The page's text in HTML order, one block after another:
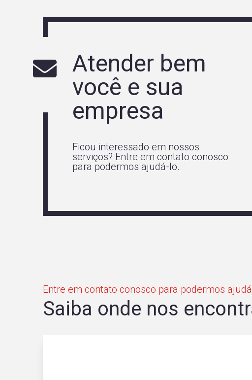
Atender bem
você e sua
empresa
Ficou interessado em nossos
serviços? Entre em contato conosco
para podermos ajudá-lo.
Entre em contato conosco para podermos
Saiba onde nos